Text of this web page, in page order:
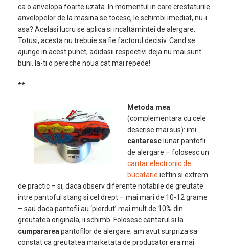
ca o anvelopa foarte uzata. In momentul in care crestaturile
anvelopelor de la masina se tocesc, le schimbi imediat, nu-i
asa? Acelasi lucru se aplica si incaltamintei de alergare.
Totusi, acesta nu trebuie sa fie factorul decisiv. Cand se
ajunge in acest punct, adidasii respectivi deja nu mai sunt
buni. Ia-ti o pereche noua cat mai repede!
**
Metoda mea
(complementara cu cele
descrise mai sus): imi
cantaresc lunar pantofii
de alergare – folosesc un
cantar electronic de
bucatarie ieftin si extrem
de practic – si, daca observ diferente notabile de greutate
intre pantoful stang si cel drept – mai mari de 10-12 grame
– sau daca pantofii au ‘pierdut’ mai mult de 10% din
greutatea originala, ii schimb. Folosesc cantarul si la
cumpararea pantofilor de alergare; am avut surpriza sa
constat ca greutatea marketata de producator era mai